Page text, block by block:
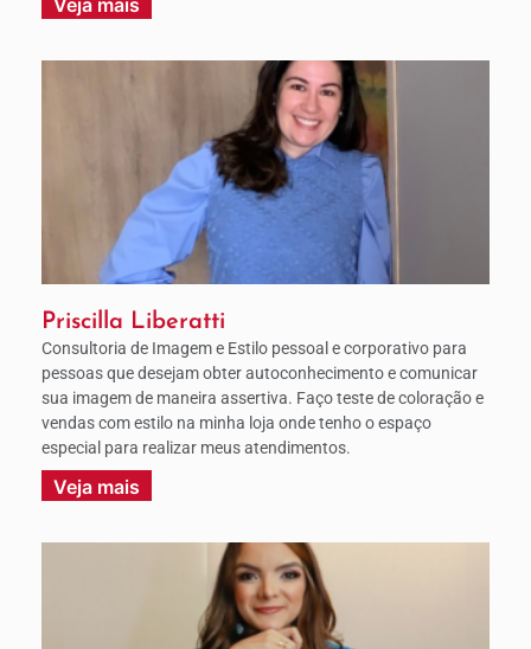
Veja mais
Priscilla Liberatti
Consultoria de Imagem e Estilo pessoal e corporativo para
pessoas que desejam obter autoconhecimento e comunicar
sua imagem de maneira assertiva. Faço teste de coloração e
vendas com estilo na minha loja onde tenho o espaço
especial para realizar meus atendimentos.
Veja mais